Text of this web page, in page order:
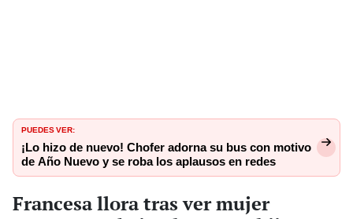
PUEDES VER:
¡Lo hizo de nuevo! Chofer adorna su bus con motivo
de Año Nuevo y se roba los aplausos en redes
Francesa llora tras ver mujer